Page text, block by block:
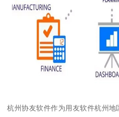
杭州协友软件作为用友软件杭州